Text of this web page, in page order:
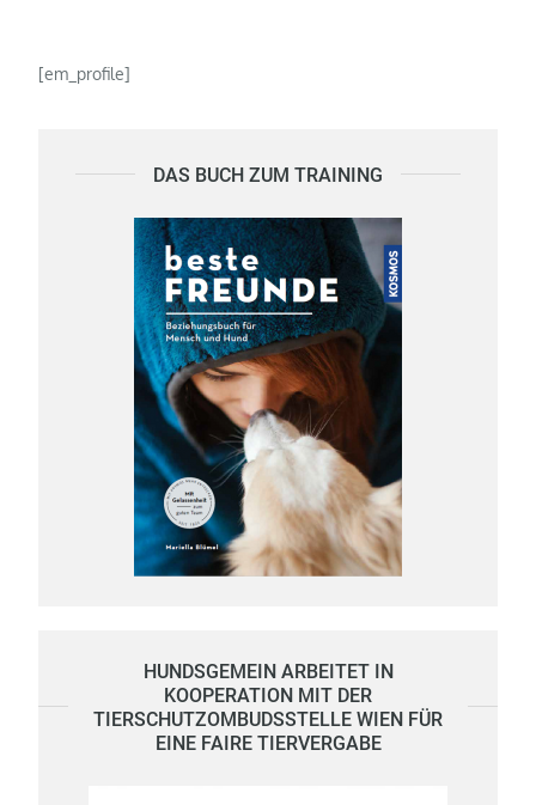
[em_profile]
DAS BUCH ZUM TRAINING
HUNDSGEMEIN ARBEITET IN
KOOPERATION MIT DER
TIERSCHUTZOMBUDSSTELLE WIEN FÜR
EINE FAIRE TIERVERGABE